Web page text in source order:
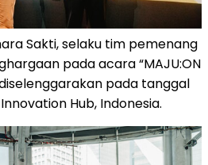
Sakti, selaku tim pemenang
pada acara “MAJU:ON
pada tanggal
Hub, Indonesia.